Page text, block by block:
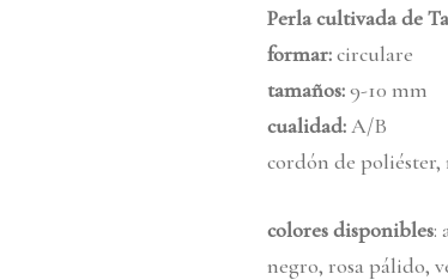
Perla cultivada de
formar:circulare
tamaños:9-10 mm
cualidad:A/B
cordón de poliéster,
colores disponibles:
negro, rosa pálido,